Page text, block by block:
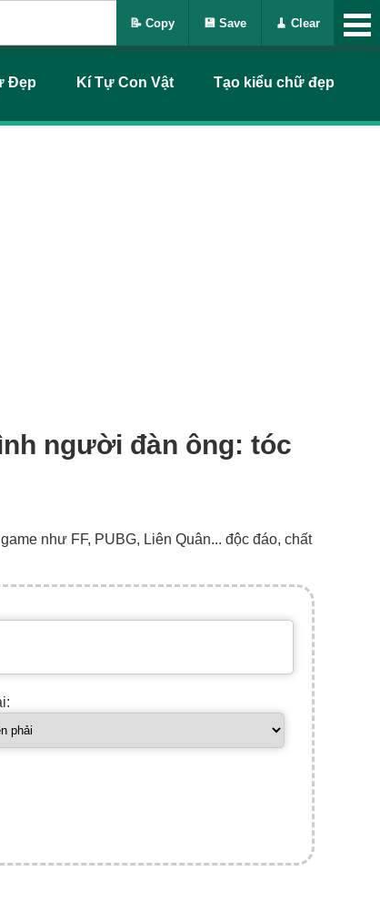
Đẹp Kí Tự Con Vật Tạo kiểu chữ đẹp
người đàn ông: tóc
như FF, PUBG, Liên Quân... độc đáo, chất
📝 Copy 💾 Save 🧹 Clear